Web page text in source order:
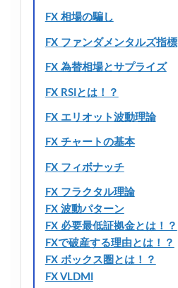
FX 相場の騙し
FX ファンダメンタルズ指標
FX 為替相場とサプライズ
FX RSIとは！？
FX エリオット波動理論
FX チャートの基本
FX フィボナッチ
FX フラクタル理論
FX 波動パターン
FX 必要最低証拠金とは！？
FXで破産する理由とは！？
FX ボックス圏とは！？
FX VLDMI